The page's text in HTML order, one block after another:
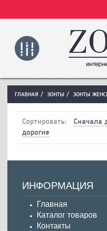
ГЛАВНАЯ ЗОНТЫ ЗОНТЫ
Сортировать: Сначала
дорогие
ИНФОРМАЦИЯ
Главная
Каталог товаров
Контакты